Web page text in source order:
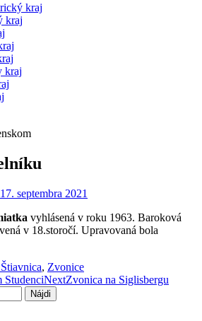
kraj
kraj
kraj
17. septembra 2021
vyhlásená v roku 1963. Baroková
v 18.storočí. Upravovaná bola
, Zvonice
StudenciNextZvonica na Siglisbergu